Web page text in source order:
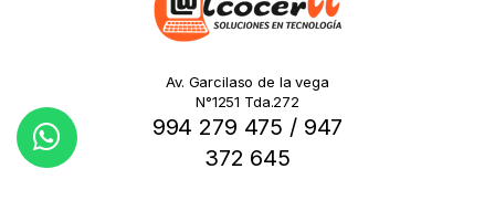
Av. Garcilaso de la vega
N°1251 Tda.272
994 279 475 / 947
372 645